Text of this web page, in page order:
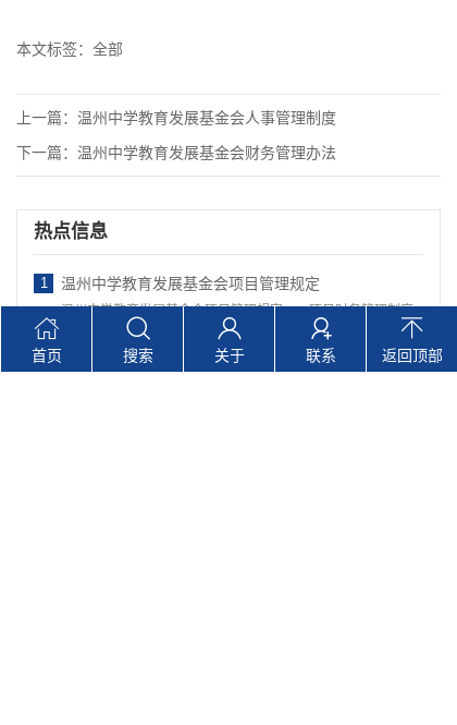
本文标签： 全部
上一篇： 温州中学教育发展基金会人事管理制度
下一篇： 温州中学教育发展基金会财务管理办法
热点信息
1 温州中学教育发展基金会项目管理规定
温州中学教育发展基金会项目管理规定一、项目财务管理制度
项目的评定按《项目管理办法》…
首页 搜索 关于 联系 返回顶部